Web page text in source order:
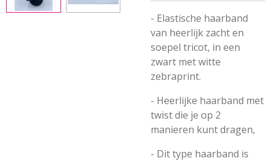
- Elastische haarband
van heerlijk zacht en
soepel tricot, in een
zwart met witte
zebraprint.
- Heerlijke haarband met
twist die je op 2
manieren kunt dragen,
- Dit type haarband is